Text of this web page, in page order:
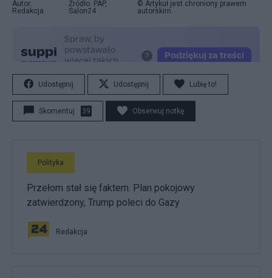
Autor:
Redakcja
Źródło: PAP,
Salon24
© Artykuł jest chroniony prawem
autorskim.
Udostępnij Udostępnij Lubię to!
Skomentuj 39 Obserwuj notkę
Polityka
Przełom stał się faktem. Plan pokojowy
zatwierdzony, Trump poleci do Gazy
Redakcja